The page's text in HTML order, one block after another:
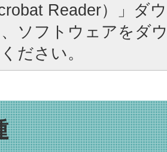
Reader）」ダ
ソフトウェアをダ
ださい。